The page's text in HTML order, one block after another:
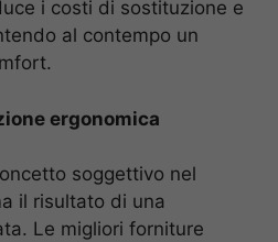
i costi di sostituzione e
al contempo un
ergonomica
soggettivo nel
il risultato di una
Le migliori forniture